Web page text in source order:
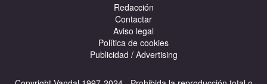
Redacción
Contactar
Aviso legal
Política de cookies
Publicidad / Advertising